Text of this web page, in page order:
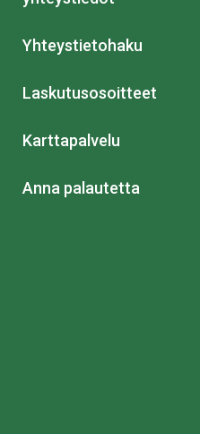
Yhteystietohaku
Laskutusosoitteet
Karttapalvelu
Anna palautetta